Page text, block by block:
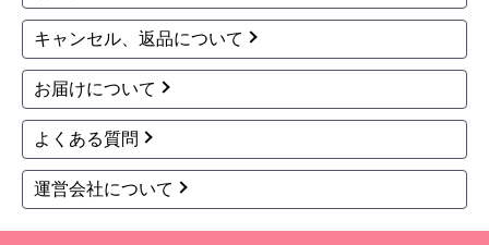
キャンセル、返品について
お届けについて
よくある質問
運営会社について